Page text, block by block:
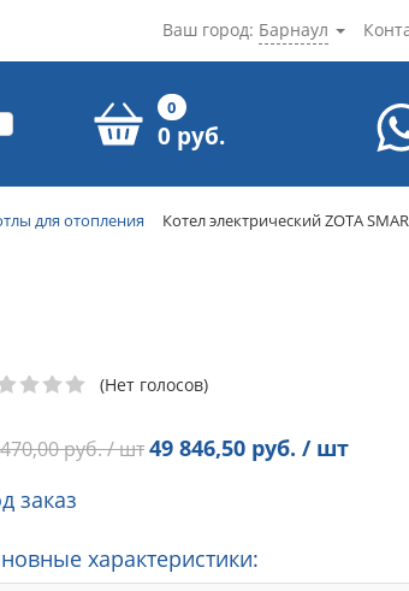
Ваш город: Барнаул
0
0 руб.
для отопления Котел электрический ZOTA
(Нет голосов)
руб. / шт49 846,50 руб. / шт
заказ
характеристики: